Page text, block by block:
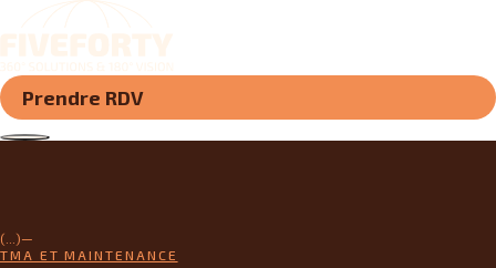
Prendre RDV
(...)
TMA ET MAINTENANCE